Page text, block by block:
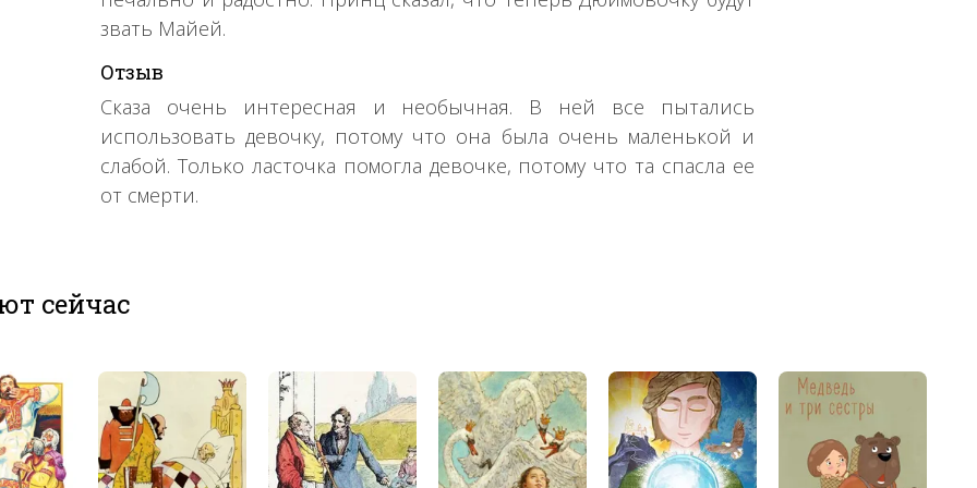
звать Майей.
Отзыв
Сказа очень интересная и необычная. В ней все пытались
использовать девочку, потому что она была очень маленькой и
слабой. Только ласточка помогла девочке, потому что та спасла ее
от смерти.
сейчас